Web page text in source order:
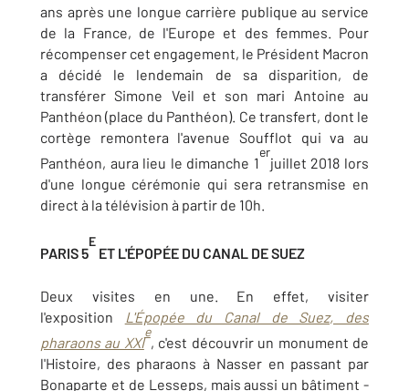
ans après une longue carrière publique au service
de la France, de l'Europe et des femmes. Pour
récompenser cet engagement, le Président Macron
a décidé le lendemain de sa disparition, de
transférer Simone Veil et son mari Antoine au
Panthéon (place du Panthéon). Ce transfert, dont le
cortège remontera l'avenue Soufflot qui va au
Panthéon, aura lieu le dimanche 1
er
juillet 2018 lors
d'une longue cérémonie qui sera retransmise en
direct à la télévision à partir de 10h.
PARIS 5
E
ET L'ÉPOPÉE DU CANAL DE SUEZ
Deux visites en une. En effet, visiter
l'exposition
L'Épopée du Canal de Suez, des
pharaons au XXI
e
, c'est découvrir un monument de
l'Histoire, des pharaons à Nasser en passant par
Bonaparte et de Lesseps, mais aussi un bâtiment -